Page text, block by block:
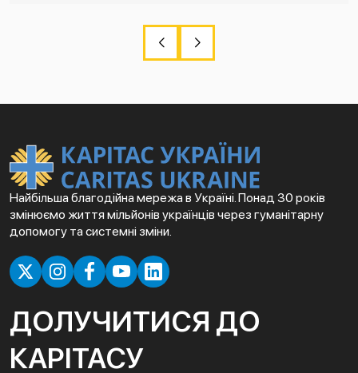
Найбільша благодійна мережа в Україні. Понад 30 років
змінюємо життя мільйонів українців через гуманітарну
допомогу та системні зміни.
ДОЛУЧИТИСЯ ДО
КАРІТАСУ